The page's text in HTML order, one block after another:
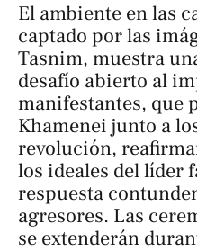
El ambiente en las
captado por las
Tasnim, muestra
desafío abierto al
manifestantes, que
Khamenei junto a
revolución,
los ideales del líder
respuesta
agresores. Las
se extenderán